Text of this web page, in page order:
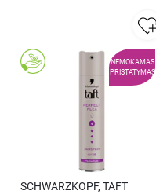
NEMOKAMAS
PRISTATYMAS
SCHWARZKOPF, TAFT